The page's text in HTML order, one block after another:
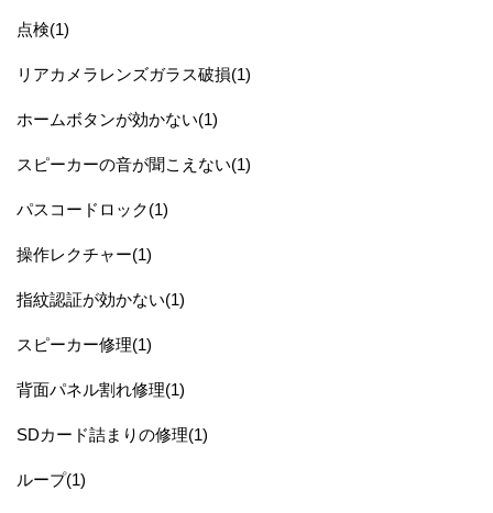
点検(1)
リアカメラレンズガラス破損(1)
ホームボタンが効かない(1)
スピーカーの音が聞こえない(1)
パスコードロック(1)
操作レクチャー(1)
指紋認証が効かない(1)
スピーカー修理(1)
背面パネル割れ修理(1)
SDカード詰まりの修理(1)
ループ(1)